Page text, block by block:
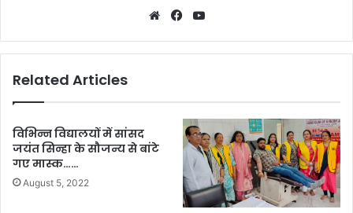
WebsiteFacebook
Related Articles
विभिन्न विद्यालयों में सांसद
जयंत सिन्हा के सौजन्य से बांटे
गए मास्क……
August 5, 2022